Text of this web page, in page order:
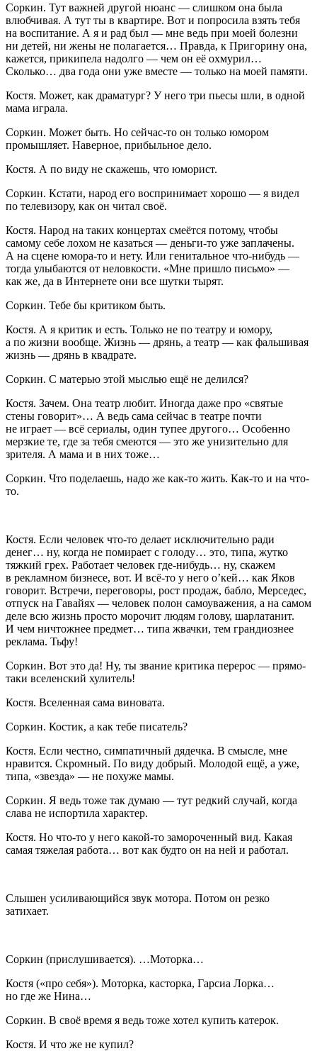
Соркин. Тут важней другой нюанс — слишком она была
влюбчивая. А тут ты в квартире. Вот и попросила взять тебя
на воспитание. А я и рад был — мне ведь при моей болезни
ни детей, ни жены не полагается… Правда, к Пригорину она,
кажется, прикипела надолго — чем он её охмурил…
Сколько… два года они уже вместе — только на моей памяти.
Костя. Может, как драматург? У него три пьесы шли, в одной
мама играла.
Соркин. Может быть. Но сейчас-то он только юмором
промышляет. Наверное, прибыльное дело.
Костя. А по виду не скажешь, что юморист.
Соркин. Кстати, народ его воспринимает хорошо — я видел
по телевизору, как он читал своё.
Костя. Народ на таких концертах смеётся потому, чтобы
самому себе лохом не казаться — деньги-то уже заплачены.
А на сцене юмора-то и нету. Или генитальное что-нибудь —
тогда улыбаются от неловкости. «Мне пришло письмо» —
как же, да в Интернете они все шутки тырят.
Соркин. Тебе бы критиком быть.
Костя. А я критик и есть. Только не по театру и юмору,
а по жизни вообще. Жизнь — дрянь, а театр — как фальшивая
жизнь — дрянь в квадрате.
Соркин. С матерью этой мыслью ещё не делился?
Костя. Зачем. Она театр любит. Иногда даже про «святые
стены говорит»… А ведь сама сейчас в театре почти
не играет — всё сериалы, один тупее другого… Особенно
мерзкие те, где за тебя смеются — это же унизительно для
зрителя. А мама и в них тоже…
Соркин. Что поделаешь, надо же как-то жить. Как-то и на что-
то.
Костя. Если человек что-то делает исключительно ради
денег… ну, когда не помирает с голоду… это, типа, жутко
тяжкий грех. Работает человек где-нибудь… ну, скажем
в рекламном бизнесе, вот. И всё-то у него о’кей… как Яков
говорит. Встречи, переговоры, рост продаж, бабло, Мерседес,
отпуск на Гавайях — человек полон самоуважения, а на самом
деле всю жизнь просто морочит людям голову, шарлатанит.
И чем ничтожнее предмет… типа жвачки, тем грандиознее
реклама. Тьфу!
Соркин. Вот это да! Ну, ты звание критика перерос — прямо-
таки вселенский хулитель!
Костя. Вселенная сама виновата.
Соркин. Костик, а как тебе писатель?
Костя. Если честно, симпатичный дядечка. В смысле, мне
нравится. Скромный. По виду добрый. Молодой ещё, а уже,
типа, «звезда» — не похуже мамы.
Соркин. Я ведь тоже так думаю — тут редкий случай, когда
слава не испортила характер.
Костя. Но что-то у него какой-то замороченный вид. Какая
самая тяжелая работа… вот как будто он на ней и работал.
Слышен усиливающийся звук мотора. Потом он резко
затихает.
Соркин (прислушивается). …Моторка…
Костя («про себя»). Моторка, касторка, Гарсиа Лорка…
но где же Нина…
Соркин. В своё время я ведь тоже хотел купить катерок.
Костя. И что же не купил?